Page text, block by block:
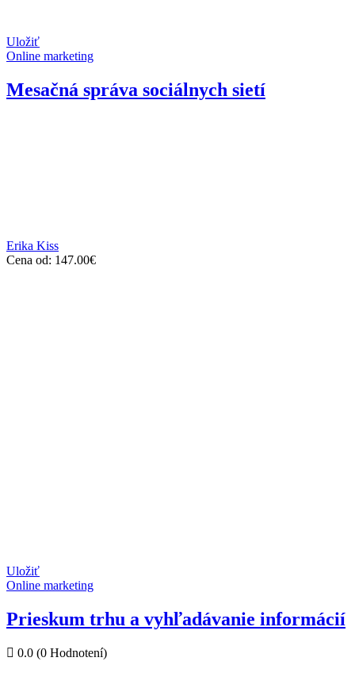
Uložiť
Online marketing
Mesačná správa sociálnych sietí
Erika Kiss
Cena od: 147.00€
Uložiť
Online marketing
Prieskum trhu a vyhľadávanie informácií
0.0 (0 Hodnotení)